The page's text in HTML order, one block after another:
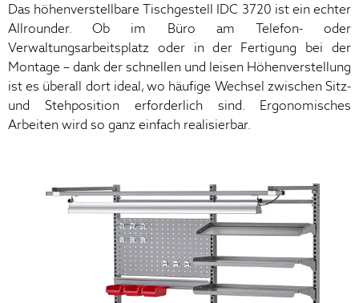
Das höhenverstellbare Tischgestell IDC 3720 ist ein echter
Allrounder. Ob im Büro am Telefon- oder
Verwaltungsarbeitsplatz oder in der Fertigung bei der
Montage – dank der schnellen und leisen Höhenverstellung
ist es überall dort ideal, wo häufige Wechsel zwischen Sitz-
und Stehposition erforderlich sind. Ergonomisches
Arbeiten wird so ganz einfach realisierbar.